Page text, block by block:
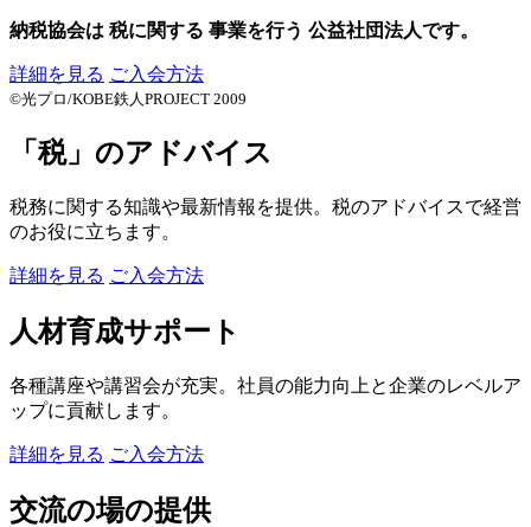
納税協会は 税に関する 事業を行う 公益社団法人です。
詳細を見る ご入会方法
©光プロ/KOBE鉄人PROJECT 2009
「税」のアドバイス
税務に関する知識や最新情報を提供。税のアドバイスで経営
のお役に立ちます。
詳細を見る ご入会方法
人材育成サポート
各種講座や講習会が充実。社員の能力向上と企業のレベルア
ップに貢献します。
詳細を見る ご入会方法
交流の場の提供